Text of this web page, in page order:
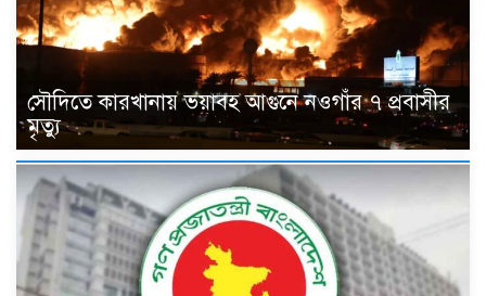
সৌদিতে কারখানায় ভয়াবহ আগুনে নওগাঁর ৭ প্রবাসীর
মৃত্যু